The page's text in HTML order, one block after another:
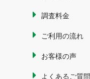
調査料金
ご利用の流れ
お客様の声
よくあるご質問